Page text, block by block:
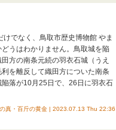
でなく、鳥取市歴史博物館 やま
うはわかりません。鳥取城を陥
方の南条元続の羽衣石城（うえ
を離反して織田方についた南条
落が10月25日で、26日に羽衣石
の真・百斤の黄金 | 2023.07.13 Thu 22:36